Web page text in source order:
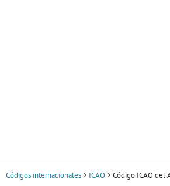
Códigos internacionales ICAO
Código ICAO del